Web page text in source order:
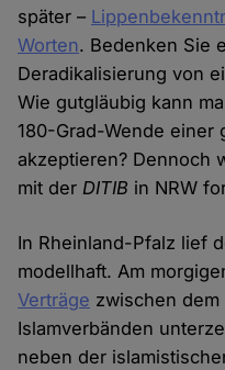
später –
Worten. Bedenken Sie
Deradikalisierung von
Wie gutgläubig kann
180-Grad-Wende einer
akzeptieren? Dennoch
mit derDITIB in NRW
In Rheinland-Pfalz lief
modellhaft. Am
Verträge zwischen
Islamverbänden
neben der